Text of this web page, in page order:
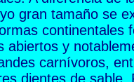
gran tamaño se
continentales
abiertos y
carnívoros,
dientes de sable.